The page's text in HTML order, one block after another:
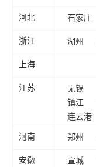
河北 石家庄
浙江 湖州
上海
江苏 无锡
镇江
连云港
河南 郑州
安徽 宣城